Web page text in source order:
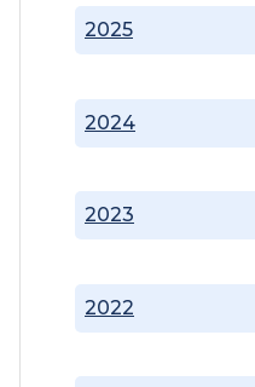
2022
2023
2024
2025